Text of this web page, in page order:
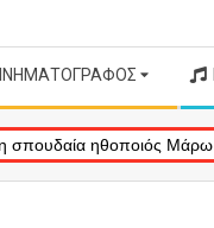
ηθοποιός Μάρω Κοντού